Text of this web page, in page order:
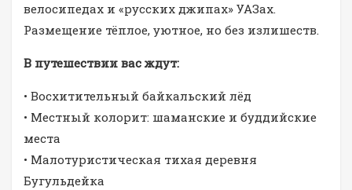
велосипедах и «русских джипах» УАЗах.
Размещение тёплое, уютное, но без излишеств.
В путешествии вас ждут:
• Восхитительный байкальский лёд
• Местный колорит: шаманские и буддийские
места
• Малотуристическая тихая деревня
Бугульдейка